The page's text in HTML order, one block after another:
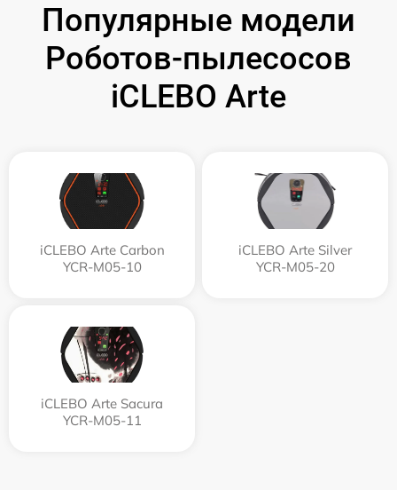
Популярные модели
Роботов-пылесосов
iCLEBO Arte
iCLEBO Arte Carbon
YCR-M05-10
iCLEBO Arte Silver
YCR-M05-20
iCLEBO Arte Sacura
YCR-M05-11